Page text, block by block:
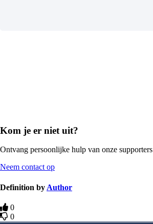
Kom je er niet uit?
Ontvang persoonlijke hulp van onze supporters
Neem contact op
Definition by Author
0
0